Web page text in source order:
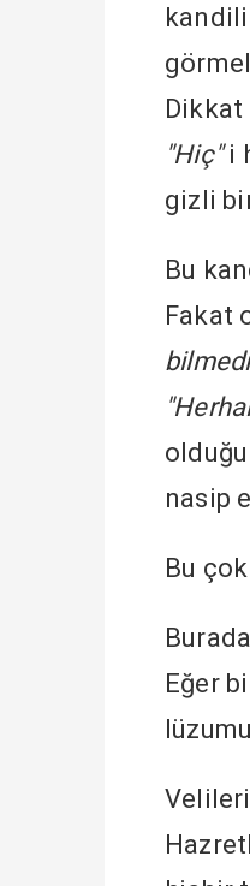
Dikkat
"Hiç"i
gizli
Bu
Fakat
nasip
Bu
Eğer